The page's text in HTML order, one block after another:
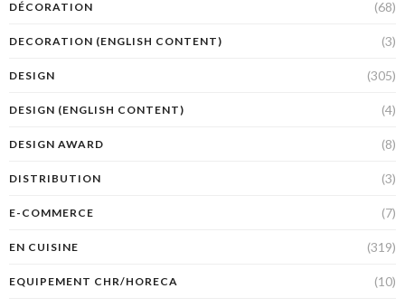
DÉCORATION (68)
DECORATION (ENGLISH CONTENT) (3)
DESIGN (305)
DESIGN (ENGLISH CONTENT) (4)
DESIGN AWARD (8)
DISTRIBUTION (3)
E-COMMERCE (7)
EN CUISINE (319)
EQUIPEMENT CHR/HORECA (10)